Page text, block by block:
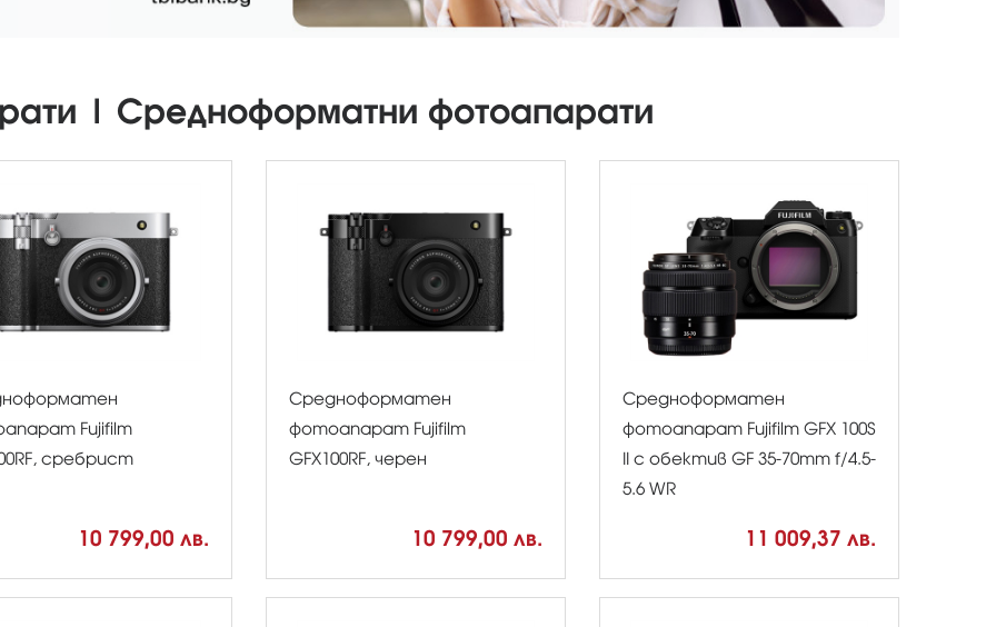
| Средноформатни фотоапарати
Fujifilm
сребрист
10 799,00 лв.
Средноформатен
фотоапарат Fujifilm
GFX100RF, черен
10 799,00 лв.
Средноформатен
фотоапарат Fujifilm GFX 100S
II с обектив GF 35-70mm f/4.5-
5.6 WR
11 009,37 лв.